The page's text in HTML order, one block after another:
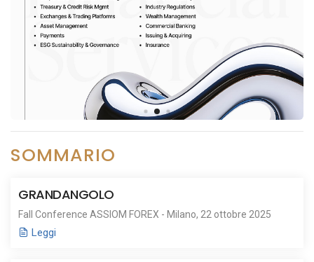
SOMMARIO
GRANDANGOLO
Fall Conference ASSIOM FOREX - Milano, 22 ottobre 2025
Leggi